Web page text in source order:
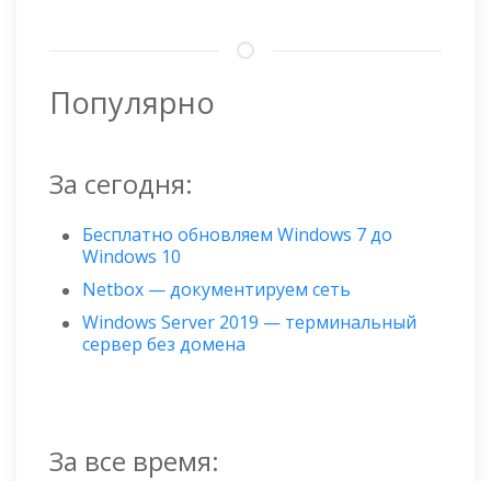
Популярно
За сегодня:
Бесплатно обновляем Windows 7 до
Windows 10
Netbox — документируем сеть
Windows Server 2019 — терминальный
сервер без домена
За все время: